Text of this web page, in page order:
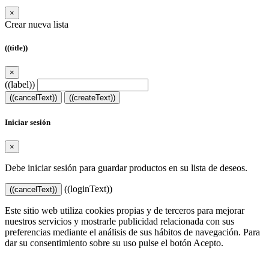
×
Crear nueva lista
((title))
×
((label))
((cancelText)) ((createText))
Iniciar sesión
×
Debe iniciar sesión para guardar productos en su lista de deseos.
((cancelText)) ((loginText))
Este sitio web utiliza cookies propias y de terceros para mejorar
nuestros servicios y mostrarle publicidad relacionada con sus
preferencias mediante el análisis de sus hábitos de navegación. Para
dar su consentimiento sobre su uso pulse el botón Acepto.